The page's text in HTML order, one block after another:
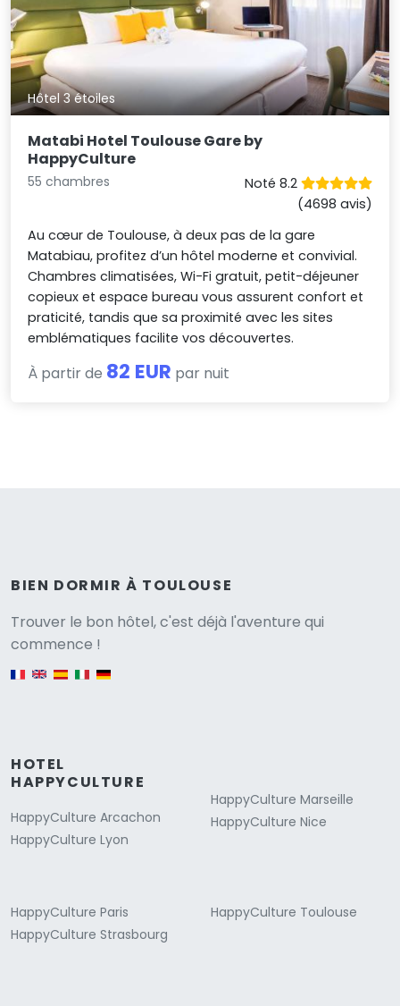
Hôtel 3 étoiles
Matabi Hotel Toulouse Gare by
HappyCulture
55 chambres
Noté 8.2
(4698 avis)
Au cœur de Toulouse, à deux pas de la gare
Matabiau, profitez d’un hôtel moderne et convivial.
Chambres climatisées, Wi-Fi gratuit, petit-déjeuner
copieux et espace bureau vous assurent confort et
praticité, tandis que sa proximité avec les sites
emblématiques facilite vos découvertes.
À partir de 82 EUR par nuit
BIEN DORMIR À TOULOUSE
Trouver le bon hôtel, c'est déjà l'aventure qui
commence !
HOTEL
HAPPYCULTURE
HappyCulture Arcachon
HappyCulture Lyon
HappyCulture Marseille
HappyCulture Nice
HappyCulture Paris
HappyCulture Strasbourg
HappyCulture Toulouse